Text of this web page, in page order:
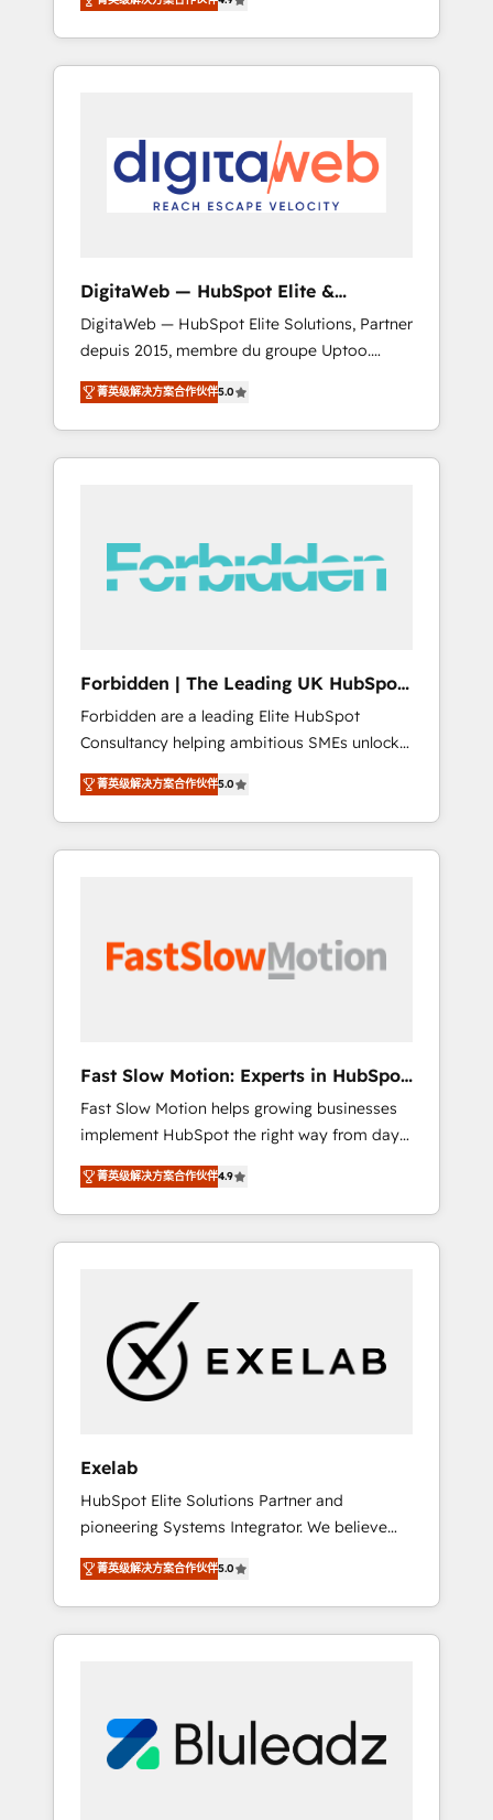
industries. With 150+ HubSpot-certified
experts, we deliver scalable solutions to
complex GTM and RevOps challenges. Our
smooth setup tailored to your GTM motion.
🔹 Migrations: Move from other CRMs to
HubSpot without data loss or downtime. 🔹
stack for better adoption. 🔹 Custom
Solutions: Build tailored apps, workflows, and
configurations. We are SOC 2 Type II and ISO
27001 certified, reinforcing our commitment
to data security and compliance. At
OneMetric, we help revenue teams focus on
the OneMetric that matters most: revenue.
DigitaWeb — HubSpot Elite &
Intégrations ERP
DigitaWeb — HubSpot Elite Solutions, Partner
depuis 2015, membre du groupe Uptoo.
Nous aidons les ETI et PME B2B à unifier
Marketing, Ventes et Service sur HubSpot
grâce à la Revenue Architecture : alignement
des équipes, pipeline prévisible, croissance
Shopify, Oneflow. 💻 Développements
custom : CRM UI Extensions (React),
B2B, Immobilier, Viticulture, Finance. 🚀 Nos
livrables : migration sécurisée,
implémentation Marketing + Sales + Service
Hub, synchronisation ERP ↔ HubSpot temps
réel, formation équipes. 🏆 +350 projets
livrés. Accrédités HubSpot CRM
Implementation, Data Migration & Custom
菁英级解决方案合作伙伴5.0
Forbidden | The Leading UK HubSpot
Consultancy
Forbidden are a leading Elite HubSpot
Consultancy helping ambitious SMEs unlock
the full potential of HubSpot. Too many
businesses invest in HubSpot but never see
the ROI they expected due to poor adoption,
messy data, and disconnected teams getting
so it actually drives revenue, not just reports
reporting - Workflow automation and data
clean-up - Sales enablement and team
training - Ongoing optimisation and RevOps
support Based in Leeds and London, we
partner with SMEs across the UK who are
ready to turn HubSpot into the growth
engine it’s meant to be.
菁英级解决方案合作伙伴5.0
Fast Slow Motion: Experts in HubSpot
& Salesforce
Fast Slow Motion helps growing businesses
implement HubSpot the right way from day
one — with the flexibility to scale as
complexity increases. Highly certified in both
HubSpot and Salesforce, we bring deep
experience in CRM implementation,
growing mid-market and enterprise
organizations, our team combines strong
technical execution with real business
perspective. Many of our consultants have
operators need as their systems, data, and
processes evolve. Since 2014, we’ve
supported 1,400+ clients across a wide range
of industries, including healthcare, software,
B2B services, manufacturing, financial
services and more. Whether clients are new
to HubSpot or expanding into more
long-term value and a consistently strong
client experience.
菁英级解决方案合作伙伴4.9
Exelab
HubSpot Elite Solutions Partner and
pioneering Systems Integrator. We believe
technology should serve business strategy,
not the other way around. Every engagement
begins with clear objectives, customer
journey mapping, and measurable KPIs. Only
Connectors, workflows, and data
architectures that make HubSpot the
菁英级解决方案合作伙伴5.0